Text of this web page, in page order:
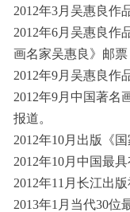
2012年3月吴惠良作
2012年6月吴惠良作
画名家吴惠良》邮
2012年9月吴惠良作
2012年9月中国著名
报道。
2012年10月出版《
2012年10月中国最
2012年11月长江出
2013年1月当代30